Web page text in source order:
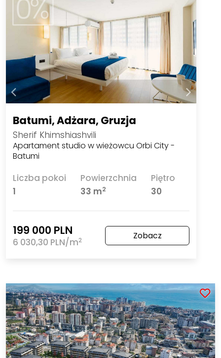
Batumi, Adżara, Gruzja
Sherif Khimshiashvili
Apartament studio w wieżowcu Orbi City -
Batumi
Liczba pokoi
1
Powierzchnia
33 m2
Piętro
30
199 000 PLN
6 030,30 PLN/m2 Zobacz